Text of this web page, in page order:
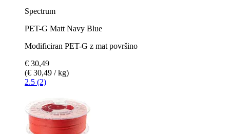
Spectrum
PET-G Matt Navy Blue
Modificiran PET-G z mat površino
€ 30,49
(€ 30,49 / kg)
2.5 (2)